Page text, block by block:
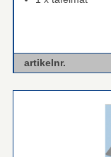
artikelnr. C-